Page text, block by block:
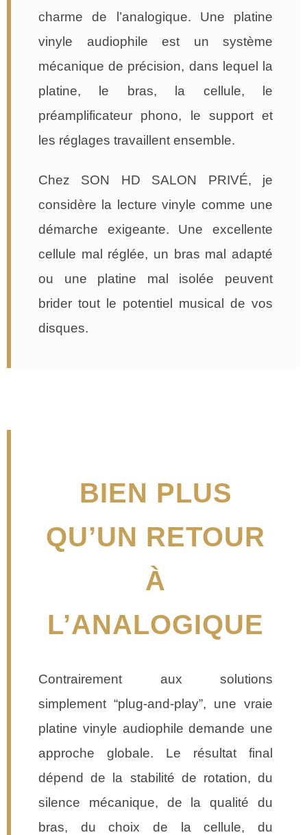
charme de l’analogique. Une platine
vinyle audiophile est un système
mécanique de précision, dans lequel la
platine, le bras, la cellule, le
préamplificateur phono, le support et
les réglages travaillent ensemble.
Chez SON HD SALON PRIVÉ, je
considère la lecture vinyle comme une
démarche exigeante. Une excellente
cellule mal réglée, un bras mal adapté
ou une platine mal isolée peuvent
brider tout le potentiel musical de vos
disques.
BIEN PLUS
QU’UN RETOUR
À
L’ANALOGIQUE
Contrairement aux solutions
simplement “plug-and-play”, une vraie
platine vinyle audiophile demande une
approche globale. Le résultat final
dépend de la stabilité de rotation, du
silence mécanique, de la qualité du
bras, du choix de la cellule, du